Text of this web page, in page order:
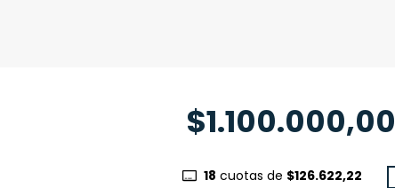
$1.100.000,00
18 cuotas de $126.622,22